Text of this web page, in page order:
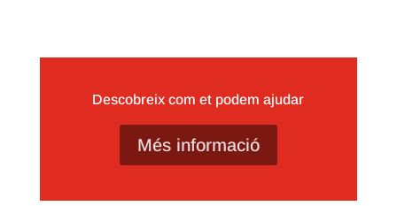
Descobreix com et podem ajudar
Més informació